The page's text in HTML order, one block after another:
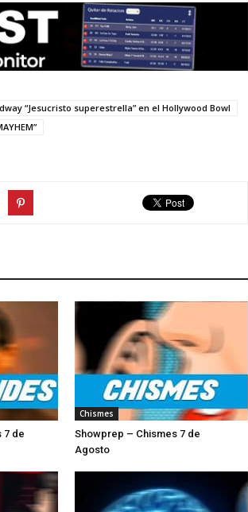
“Jesucristo superestrella” en el Hollywood Bowl
7 de
Chismes
Showprep – Chismes 7 de
Agosto